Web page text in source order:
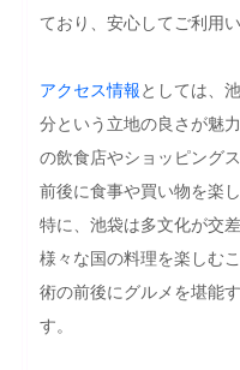
ており、安心してご利用
アクセス情報としては、
分という立地の良さが魅
の飲食店やショッピング
前後に食事や買い物を楽
特に、池袋は多文化が交
様々な国の料理を楽しむ
術の前後にグルメを堪能
す。